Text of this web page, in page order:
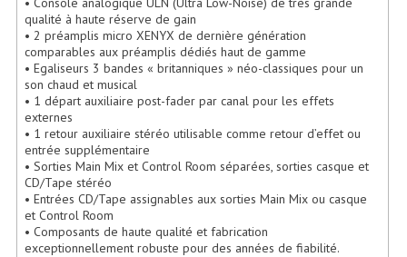
Lecteurs Cd À Plats
Lecteurs Cd À Plats Lecteur MP3
Lecteurs Double Cd Mixage Intégrée
Lecteurs Double Cd MP3
Lecteurs Lasers Simple Et Mp3 (rack 19")
Minidisc
Digital Package Et Logiciel
qualité à haute réserve de gain
• 2 préamplis micro XENYX de dernière génération
comparables aux préamplis dédiés haut de gamme
• Egaliseurs 3 bandes « britanniques » néo-classiques pour un
son chaud et musical
• 1 départ auxiliaire post-fader par canal pour les effets
externes
• 1 retour auxiliaire stéréo utilisable comme retour d’effet ou
entrée supplémentaire
• Sorties Main Mix et Control Room séparées, sorties casque et
CD/Tape stéréo
• Entrées CD/Tape assignables aux sorties Main Mix ou casque
et Control Room
• Composants de haute qualité et fabrication
exceptionnellement robuste pour des années de fiabilité.